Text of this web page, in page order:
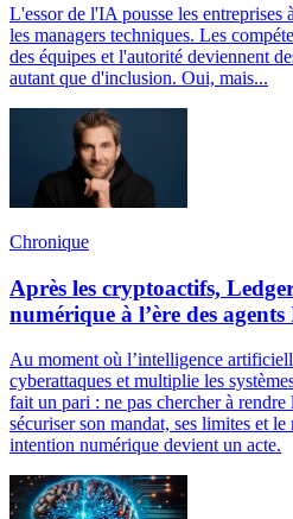
L'essor de l'IA pousse les entreprises
les managers techniques. Les
des équipes et l'autorité deviennent
autant que d'inclusion. Oui, mais...
Chronique
Après les cryptoactifs,
numérique à l’ère des agents
Au moment où l’intelligence
cyberattaques et multiplie les
fait un pari : ne pas chercher à
sécuriser son mandat, ses limites et
intention numérique devient un acte.